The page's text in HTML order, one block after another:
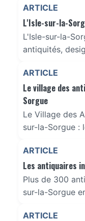
ARTICLE
L'Isle-sur-la-
L'Isle-sur-la-
antiquités,
ARTICLE
Le village des
Sorgue
Le Village des
sur-la-Sorgue :
ARTICLE
Les antiquaires
Plus de 300
sur-la-Sorgue
ARTICLE